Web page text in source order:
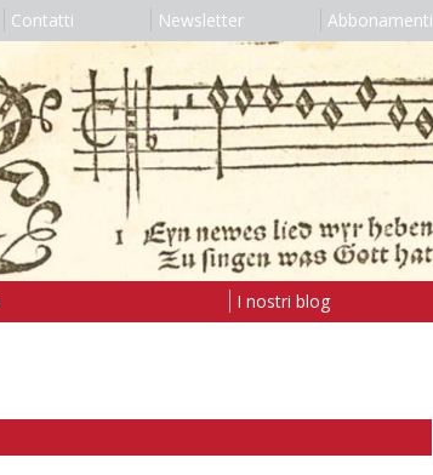
Contatti Newsletter Abbonamenti
I nostri blog